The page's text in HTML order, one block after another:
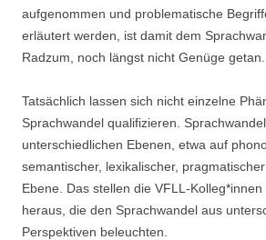
aufgenommen und problematische
erläutert werden, ist damit dem
Radzum, noch längst nicht Genüge getan.
Tatsächlich lassen sich nicht einzelne
Sprachwandel qualifizieren.
unterschiedlichen Ebenen, etwa auf
semantischer, lexikalischer,
Ebene. Das stellen die VFLL-
heraus, die den Sprachwandel aus
Perspektiven beleuchten.